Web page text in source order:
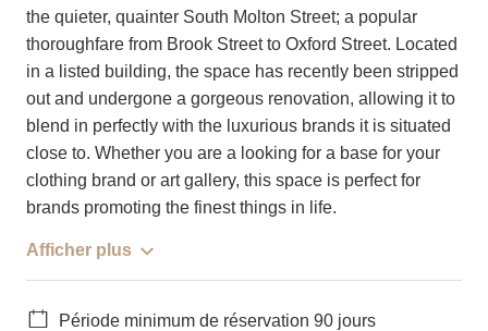
the quieter, quainter South Molton Street; a popular
thoroughfare from Brook Street to Oxford Street. Located
in a listed building, the space has recently been stripped
out and undergone a gorgeous renovation, allowing it to
blend in perfectly with the luxurious brands it is situated
close to. Whether you are a looking for a base for your
clothing brand or art gallery, this space is perfect for
brands promoting the finest things in life.
Afficher plus
Période minimum de réservation 90 jours